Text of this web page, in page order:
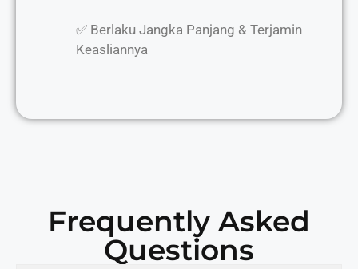
✅ Berlaku Jangka Panjang & Terjamin
Keasliannya
Frequently Asked
Questions